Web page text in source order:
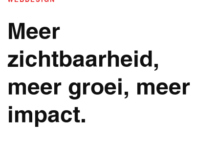
Meer
zichtbaarheid,
meer groei, meer
impact.